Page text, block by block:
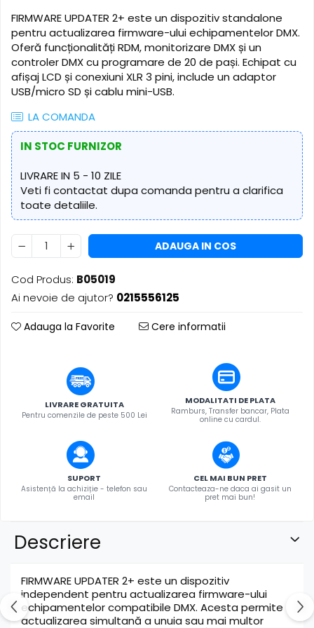
Sisteme asistență auditivă
Procesoare & Convertoare
​​Lumină UV și neagră
Alimentare & Distribuție
Distribuitoare de putere
Dimmer & Switch Packs
FIRMWARE UPDATER 2+ este un dispozitiv standalone
pentru actualizarea firmware-ului echipamentelor DMX.
Oferă funcționalități RDM, monitorizare DMX și un
controler DMX cu programare de 20 de pași. Echipat cu
afișaj LCD și conexiuni XLR 3 pini, include un adaptor
USB/micro SD și cablu mini-USB.
LA COMANDA
IN STOC FURNIZOR
LIVRARE IN 5 - 10 ZILE
Veti fi contactat dupa comanda pentru a clarifica
toate detaliile.
ADAUGA IN COS
Cod Produs: B05019
Ai nevoie de ajutor? 0215556125
Adauga la Favorite Cere informatii
LIVRARE GRATUITA
Pentru comenzile de peste 500 Lei
MODALITATI DE PLATA
Ramburs, Transfer bancar, Plata
online cu cardul.
SUPORT
Asistență la achiziție - telefon sau
email
CEL MAI BUN PRET
Contacteaza-ne daca ai gasit un
pret mai bun!
Descriere
FIRMWARE UPDATER 2+ este un dispozitiv
independent pentru actualizarea firmware-ului
echipamentelor compatibile DMX. Acesta permite
actualizarea simultană a unuia sau mai multor